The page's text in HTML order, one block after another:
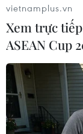
Theo dõi
vietnamplus.vn
Xem trực
ASEAN Cup